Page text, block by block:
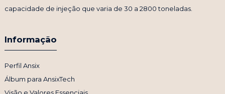
capacidade de injeção que varia de 30 a 2800 toneladas.
Informação
Perfil Ansix
Álbum para AnsixTech